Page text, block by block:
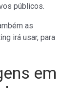
públicos.
as
irá usar, para
em